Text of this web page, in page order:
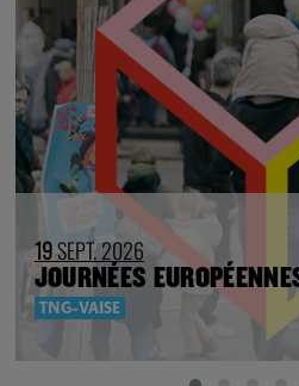
19SEPT. 2026
JOURNÉES
TNG-VAISE